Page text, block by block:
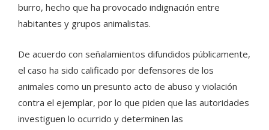
burro, hecho que ha provocado indignación entre
habitantes y grupos animalistas.
De acuerdo con señalamientos difundidos públicamente,
el caso ha sido calificado por defensores de los
animales como un presunto acto de abuso y violación
contra el ejemplar, por lo que piden que las autoridades
investiguen lo ocurrido y determinen las